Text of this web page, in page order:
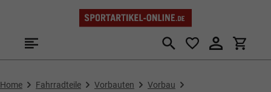
Zum Hauptinhalt springen
Home Fahrradteile Vorbauten
Vorbau